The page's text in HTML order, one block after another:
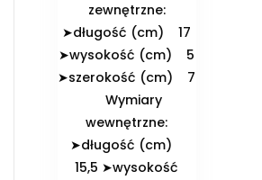
zewnętrzne:
➤długość (cm) 17
➤wysokość (cm) 5
➤szerokość (cm) 7
️Wymiary
wewnętrzne:
➤długość (cm)
15,5 ➤wysokość